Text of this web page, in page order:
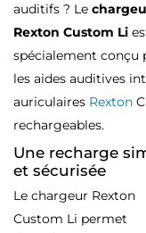
auditifs ? Le
Rexton Custom Li
spécialement conçu
les aides auditives
auriculaires Rexton
rechargeables.
Une recharge
et sécurisée
Le chargeur Rexton
Custom Li permet